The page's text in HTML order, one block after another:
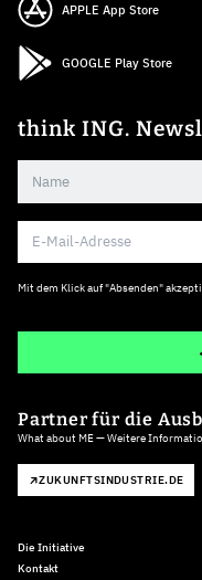
APPLE App Store
GOOGLE Play Store
think ING.
Mit dem Klick auf "Absenden"
Partner für die
What about ME — Weitere
ZUKUNFTSINDUSTRIE.DE
Die Initiative
Kontakt